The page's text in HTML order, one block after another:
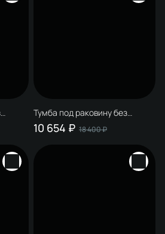
Тумба под раковину без
столешницы STWORKI
Мурманск 60 (FR1) напольная,
10 654 ₽ 18 400 ₽